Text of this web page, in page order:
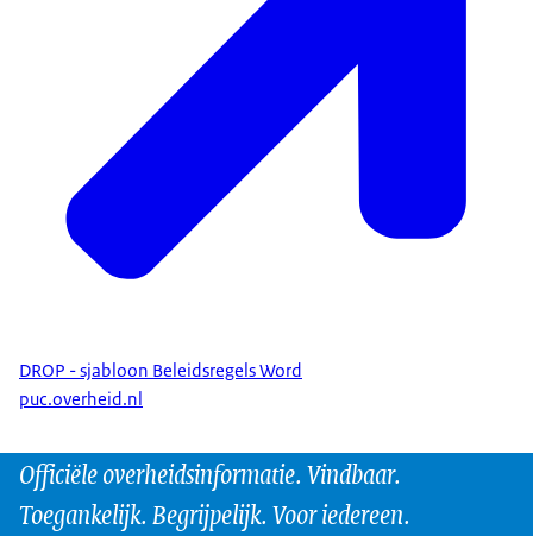
DROP - sjabloon Beleidsregels Word
puc.overheid.nl
Officiële overheidsinformatie. Vindbaar.
Toegankelijk. Begrijpelijk. Voor iedereen.